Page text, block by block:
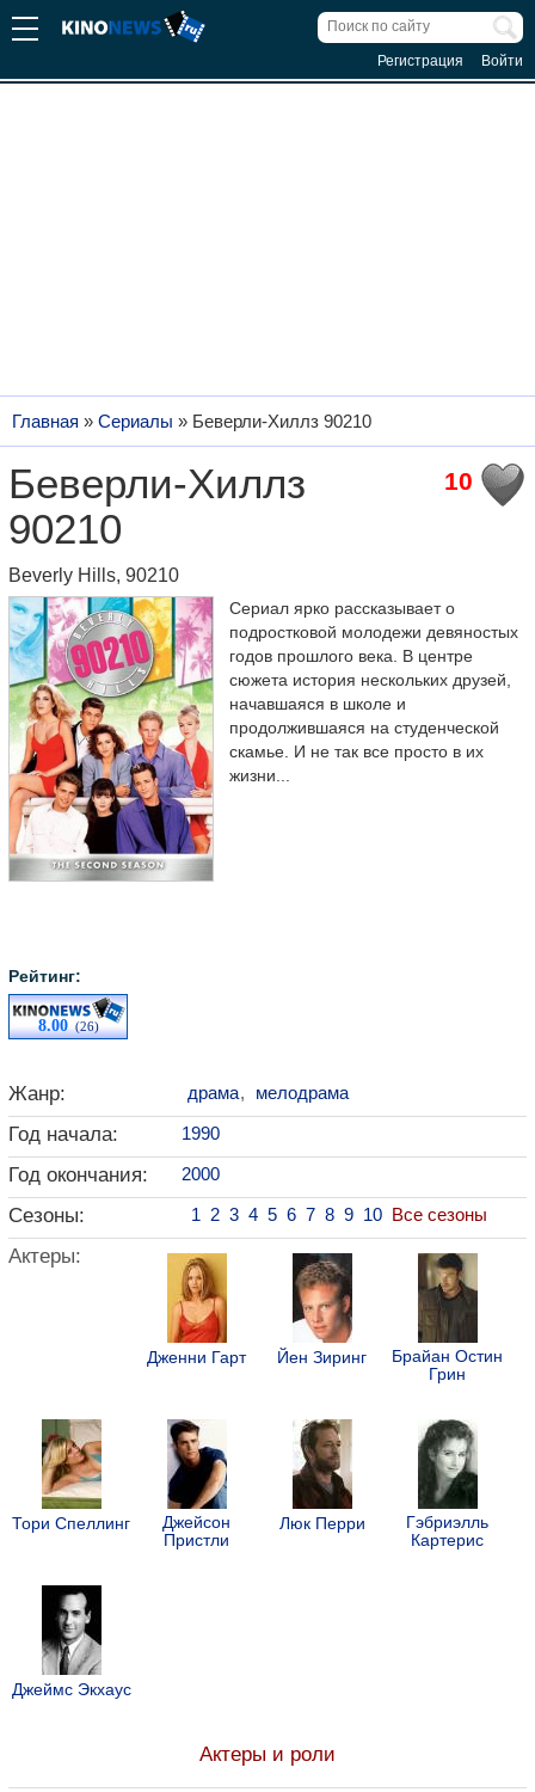
Регистрация Войти
Главная » Сериалы » Беверли-Хиллз 90210
10
Беверли-Хиллз
90210
Beverly Hills, 90210
Рейтинг:
8.00(26)
Сериал ярко рассказывает о
подростковой молодежи девяностых
годов прошлого века. В центре
сюжета история нескольких друзей,
начавшаяся в школе и
продолжившаяся на студенческой
скамье. И не так все просто в их
жизни...
Жанр: драма, мелодрама
Год начала: 1990
Год окончания: 2000
Сезоны: 1 2 3 4 5 6 7 8 9 10 Все сезоны
Актеры:
Дженни Гарт Йен Зиринг
Брайан Остин
Грин
Тори Спеллинг
Джейсон
Пристли
Люк Перри
Гэбриэлль
Картерис
Джеймс Экхаус
Актеры и роли